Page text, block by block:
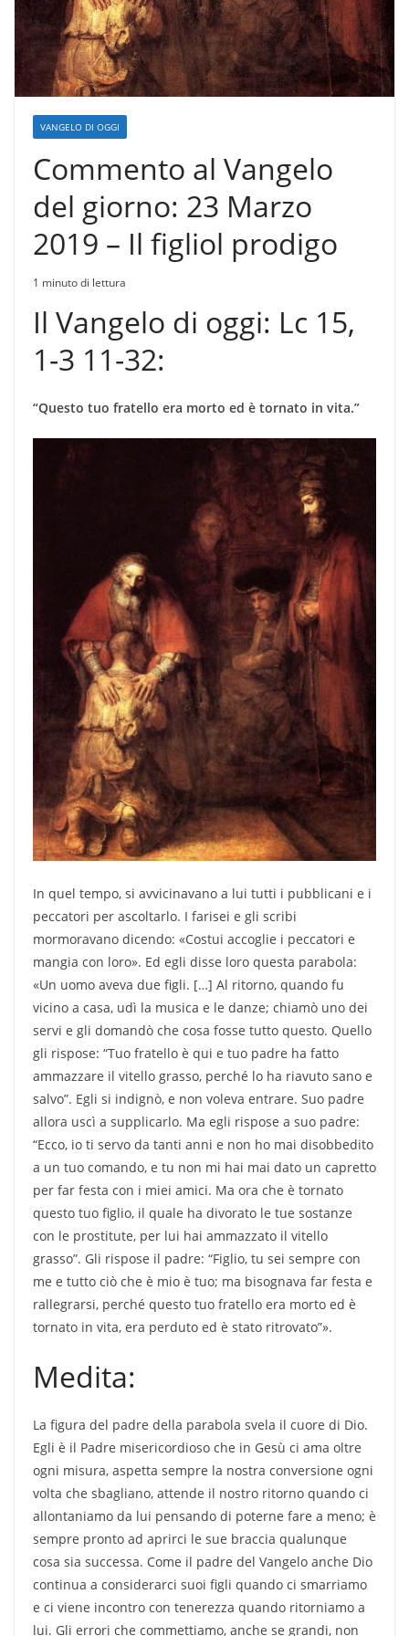
VANGELO DI OGGI
Commento al Vangelo
del giorno: 23 Marzo
2019 – Il figliol prodigo
1 minuto di lettura
Il Vangelo di oggi: Lc 15,
1-3 11-32:
“Questo tuo fratello era morto ed è tornato in vita.”
In quel tempo, si avvicinavano a lui tutti i pubblicani e i
peccatori per ascoltarlo. I farisei e gli scribi
mormoravano dicendo: «Costui accoglie i peccatori e
mangia con loro». Ed egli disse loro questa parabola:
«Un uomo aveva due figli. […] Al ritorno, quando fu
vicino a casa, udì la musica e le danze; chiamò uno dei
servi e gli domandò che cosa fosse tutto questo. Quello
gli rispose: “Tuo fratello è qui e tuo padre ha fatto
ammazzare il vitello grasso, perché lo ha riavuto sano e
salvo”. Egli si indignò, e non voleva entrare. Suo padre
allora uscì a supplicarlo. Ma egli rispose a suo padre:
“Ecco, io ti servo da tanti anni e non ho mai disobbedito
a un tuo comando, e tu non mi hai mai dato un capretto
per far festa con i miei amici. Ma ora che è tornato
questo tuo figlio, il quale ha divorato le tue sostanze
con le prostitute, per lui hai ammazzato il vitello
grasso”. Gli rispose il padre: “Figlio, tu sei sempre con
me e tutto ciò che è mio è tuo; ma bisognava far festa e
rallegrarsi, perché questo tuo fratello era morto ed è
tornato in vita, era perduto ed è stato ritrovato”».
Medita:
La figura del padre della parabola svela il cuore di Dio.
Egli è il Padre misericordioso che in Gesù ci ama oltre
ogni misura, aspetta sempre la nostra conversione ogni
volta che sbagliano, attende il nostro ritorno quando ci
allontaniamo da lui pensando di poterne fare a meno; è
sempre pronto ad aprirci le sue braccia qualunque
cosa sia successa. Come il padre del Vangelo anche Dio
continua a considerarci suoi figli quando ci smarriamo
e ci viene incontro con tenerezza quando ritorniamo a
lui. Gli errori che commettiamo, anche se grandi, non